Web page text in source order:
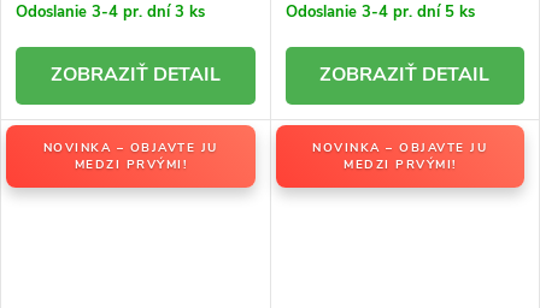
Odoslanie 3-4 pr. dní3 ks
DETAIL
Odoslanie 3-4 pr. dní 5 ks
DETAIL
NOVINKA – OBJAVTE JU
MEDZI PRVÝMI!
NOVINKA – OBJAVTE JU
MEDZI PRVÝMI!